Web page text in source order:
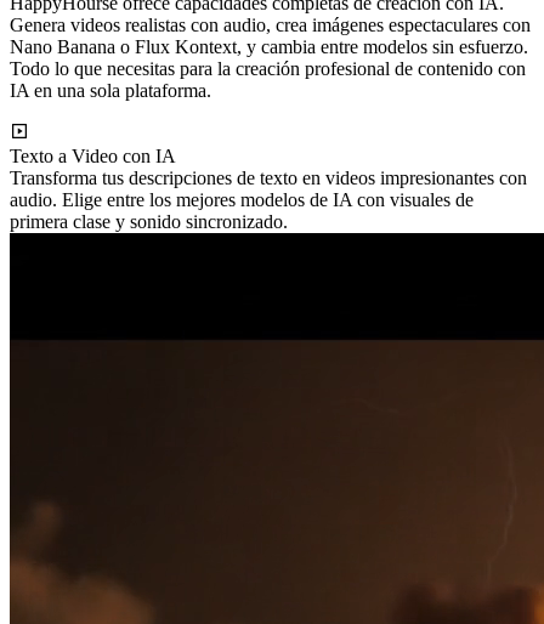
Genera videos realistas con audio, crea imágenes espectaculares con
Nano Banana o Flux Kontext, y cambia entre modelos sin esfuerzo.
Todo lo que necesitas para la creación profesional de contenido con
IA en una sola plataforma.
Texto a Video con IA
Transforma tus descripciones de texto en videos impresionantes con
audio. Elige entre los mejores modelos de IA con visuales de
primera clase y sonido sincronizado.